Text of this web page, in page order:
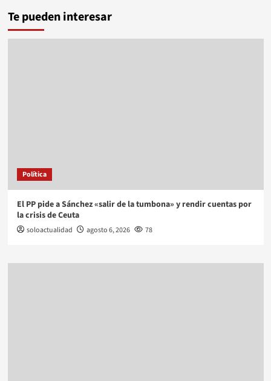
Te pueden interesar
Política
El PP pide a Sánchez «salir de la tumbona» y rendir cuentas por
la crisis de Ceuta
soloactualidad agosto 6, 2026 78